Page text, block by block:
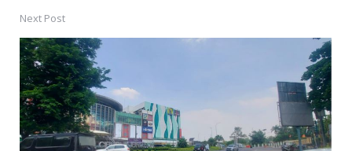
Next Post